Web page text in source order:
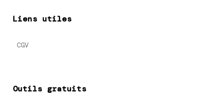
Liens utiles
CGV
Outils gratuits